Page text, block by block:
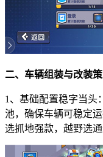
二、车辆组装与改装
1、基础配置稳字当头
池，确保车辆可稳定
选抓地强款，越野选通